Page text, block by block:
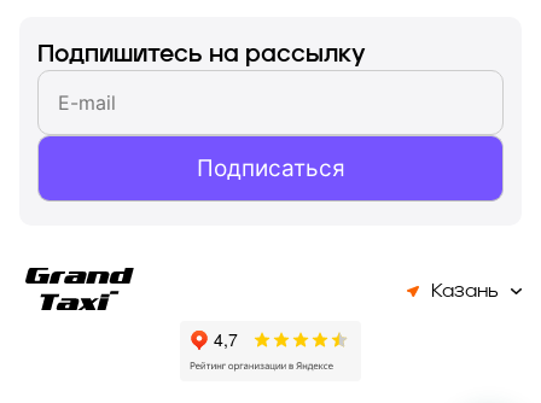
Подпишитесь на рассылку
Подписаться
Казань